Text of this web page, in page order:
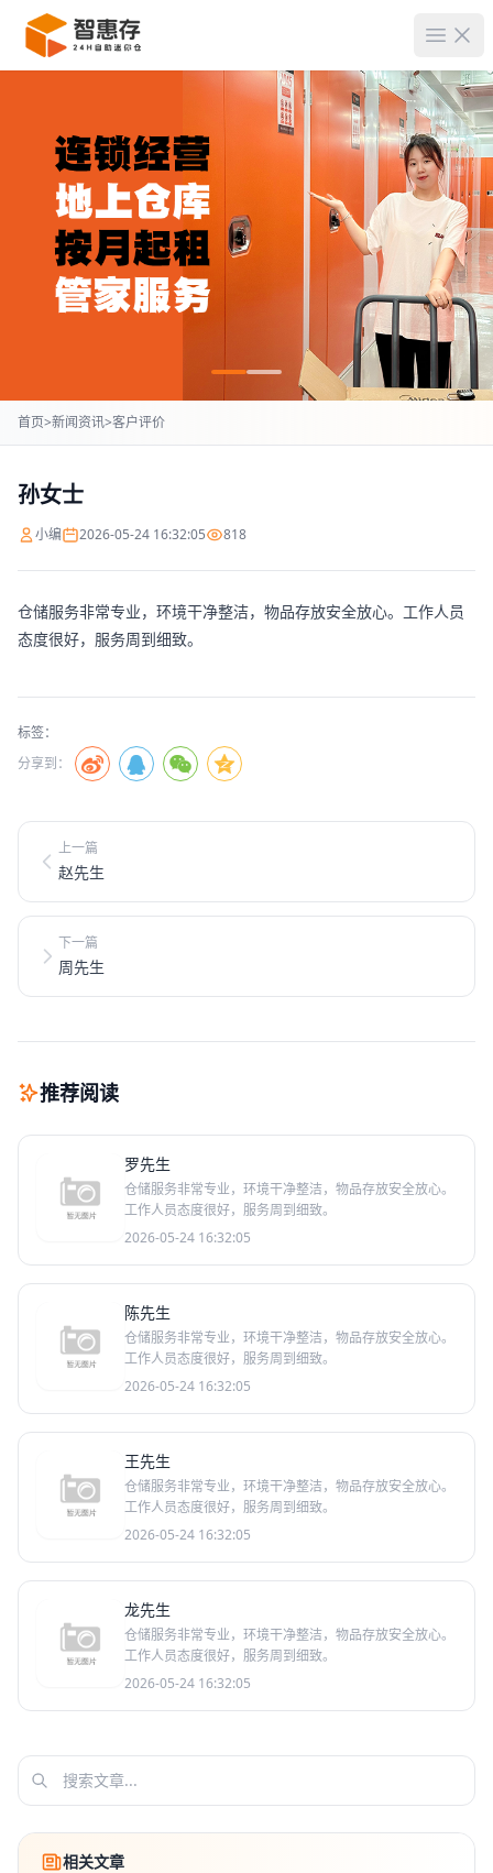
菜单
首页>新闻资讯>客户评价
孙女士
小编 2026-05-24 16:32:05 818
仓储服务非常专业，环境干净整洁，物品存放安全放心。工作人员
态度很好，服务周到细致。
标签：
分享到：
上一篇
赵先生
下一篇
周先生
推荐阅读
罗先生
仓储服务非常专业，环境干净整洁，物品存放安全放心。
工作人员态度很好，服务周到细致。
2026-05-24 16:32:05
陈先生
仓储服务非常专业，环境干净整洁，物品存放安全放心。
工作人员态度很好，服务周到细致。
2026-05-24 16:32:05
王先生
仓储服务非常专业，环境干净整洁，物品存放安全放心。
工作人员态度很好，服务周到细致。
2026-05-24 16:32:05
龙先生
仓储服务非常专业，环境干净整洁，物品存放安全放心。
工作人员态度很好，服务周到细致。
2026-05-24 16:32:05
相关文章